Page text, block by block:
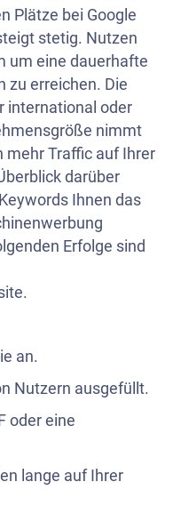
Plätze bei Google
stetig. Nutzen
um eine dauerhafte
zu erreichen. Die
international oder
nimmt
mehr Traffic auf Ihrer
darüber
Ihnen das
Erfolge sind
an.
Nutzern ausgefüllt.
oder eine
lange auf Ihrer